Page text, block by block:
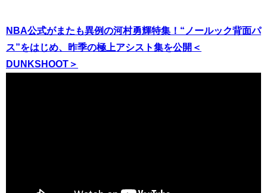
NBA公式がまたも異例の河村勇輝特集！“ノールック背面パ
ス”をはじめ、昨季の極上アシスト集を公開＜
DUNKSHOOT＞